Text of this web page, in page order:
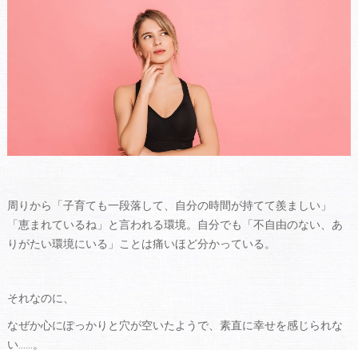
周りから「子育ても一段落して、自分の時間が持てて羨ましい」
「恵まれているね」と言われる環境。自分でも「不自由のない、あ
りがたい環境にいる」ことは痛いほど分かっている。
それなのに、
なぜか心にぽっかりと穴が空いたようで、素直に幸せを感じられな
い……。